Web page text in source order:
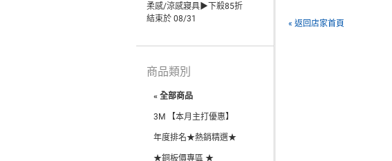
« 返回店家首頁
柔感/涼感寢具▶下殺85折
結束於 08/31
商品類別
« 全部商品
3M 【本月主打優惠】
年度排名★熱銷精選★
★銅板價專區 ★